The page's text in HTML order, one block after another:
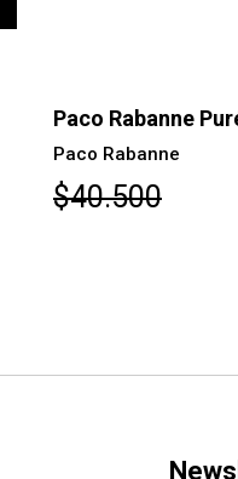
Paco Rabanne
Paco Rabanne
$40.500